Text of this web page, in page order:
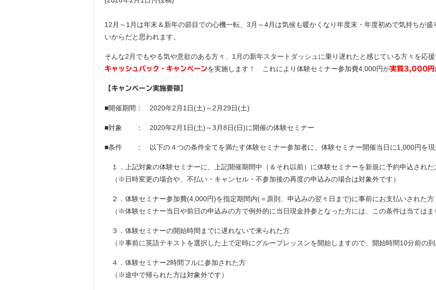
12月～1月は年末＆新年の節目での心機一転、3月～4月は気候も暖かくなり年度末・年度初めで気持ちが
いからだと思われます。
そんな2月でもやる気や意欲のある方々、1月の新年スタートダッシュに乗り遅れたと感じている方々を応
キャッシュバック・キャンペーンを実施します！ これにより体験セミナー参加費4,000円が実質3,000円
【キャンペーン実施要領】
■開催期間： 2020年2月1日(土)～2月29日(土)
■対象 ： 2020年2月1日(土)～3月8日(日)に開催の体験セミナー
■条件 ： 以下の４つの条件全てを満たす体験セミナー参加者に、体験セミナー開催当日に1,000円を現
１．上記対象の体験セミナーに、上記開催期間中（＆それ以前）に体験セミナーを新規に予約申込された
（※日時変更の場合や、不払い・キャンセル・不参加後の再度の申込みの場合は対象外です）
２．体験セミナー参加費(4,000円)を指定期間内(＝原則、申込みの翌々日まで)に事前にお支払いされた方
（※体験セミナー当日や前日の申込みの方で例外的に当日現金持参となった方には、この条件は当てはま
３．体験セミナーの開始時間までに遅れないで来られた方
（※事前に英語テキストを選択した上で定時にグループレッスンを開始しますので、開始時間10分前の到
４．体験セミナー2時間フルに参加された方
（※途中で帰られた方は対象外です）